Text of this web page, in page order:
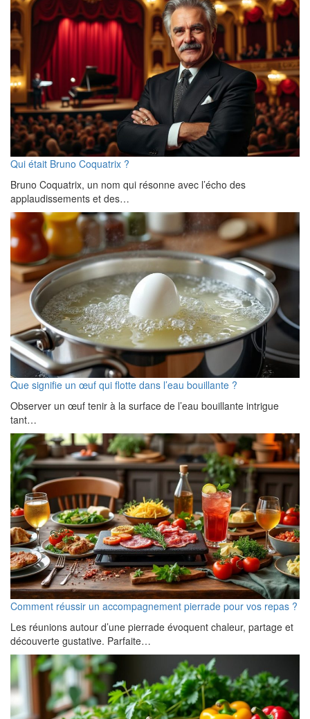
Qui était Bruno Coquatrix ?
Bruno Coquatrix, un nom qui résonne avec l’écho des
applaudissements et des…
Que signifie un œuf qui flotte dans l’eau bouillante ?
Observer un œuf tenir à la surface de l’eau bouillante intrigue
tant…
Comment réussir un accompagnement pierrade pour vos repas ?
Les réunions autour d’une pierrade évoquent chaleur, partage et
découverte gustative. Parfaite…